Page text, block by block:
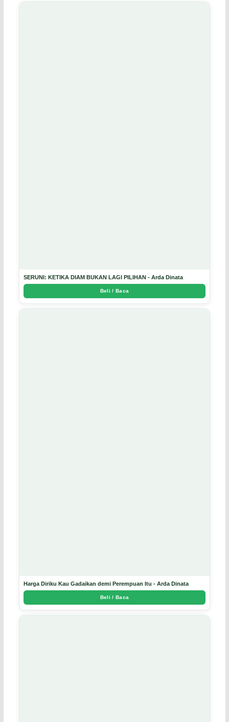
SERUNI: KETIKA DIAM BUKAN LAGI PILIHAN - Arda Dinata
Beli / Baca
Harga Diriku Kau Gadaikan demi Perempuan Itu - Arda Dinata
Beli / Baca